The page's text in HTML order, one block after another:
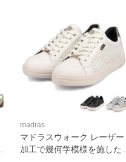
madras
マドラスウォーク レーザー
加工で幾何学模様を施したニ